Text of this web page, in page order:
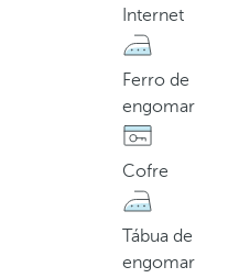
Internet
Ferro de
engomar
Cofre
Tábua de
engomar